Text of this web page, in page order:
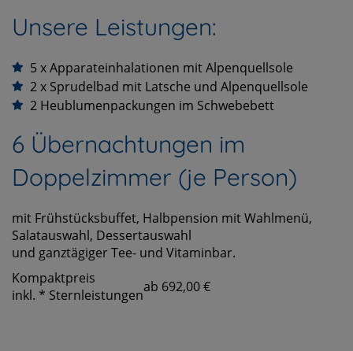
Unsere Leistungen:
5 x Apparateinhalationen mit Alpenquellsole
2 x Sprudelbad mit Latsche und Alpenquellsole
2 Heublumenpackungen im Schwebebett
6 Übernachtungen im
Doppelzimmer (je Person)
mit Frühstücksbuffet, Halbpension mit Wahlmenü,
Salatauswahl, Dessertauswahl
und ganztägiger Tee- und Vitaminbar.
Kompaktpreis
inkl. * Sternleistungenab 692,00 €